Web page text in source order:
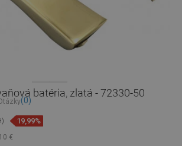
batéria, zlatá - 72330-50
(0)
€
19,99%